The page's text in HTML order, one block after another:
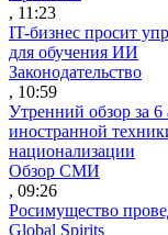
, 11:23
IT-бизнес просит
для обучения ИИ
Законодательство
, 10:59
Утренний обзор за 6
иностранной
национализации
Обзор СМИ
, 09:26
Росимущество
Global Spirits